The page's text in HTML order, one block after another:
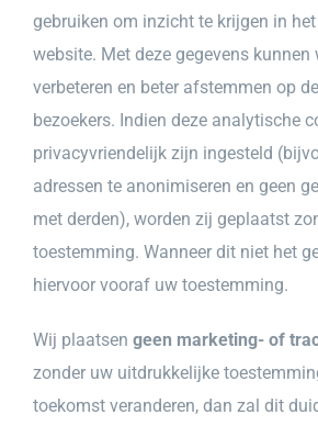
gebruiken om inzicht te krijgen in
website. Met deze gegevens kunnen
verbeteren en beter afstemmen op
bezoekers. Indien deze analytische
privacyvriendelijk zijn ingesteld
adressen te anonimiseren en geen
met derden), worden zij geplaatst
toestemming. Wanneer dit niet het
hiervoor vooraf uw toestemming.
Wij plaatsen geen marketing- of
zonder uw uitdrukkelijke
toekomst veranderen, dan zal dit